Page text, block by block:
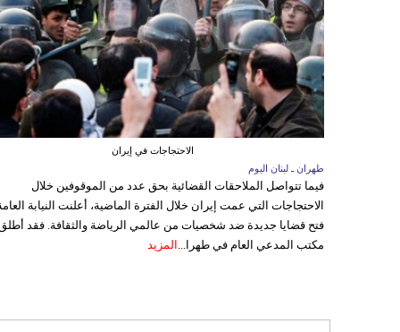
الاحتجاجات في إيران
طهران ـ لبنان اليوم
فيما تتواصل الملاحقات القضائية بحق عدد من الموقوفين خلال
الاحتجاجات التي عمت إيران خلال الفترة الماضية، أعلنت النيابة
فتح قضايا جديدة ضد شخصيات من عالمي الرياضة والثقافة. فقد
مكتب المدعي العام في طهرا... المزيد